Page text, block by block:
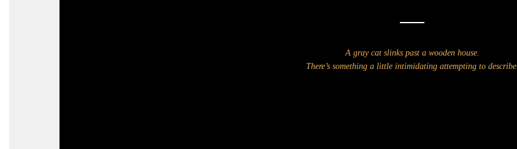
A gray cat slinks past a wooden house.
There’s something a little intimidating attempting to describe.